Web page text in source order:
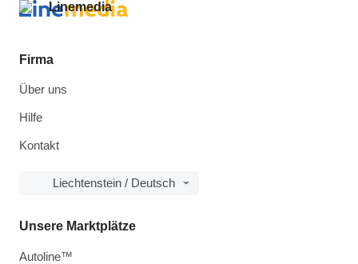
Firma
Über uns
Hilfe
Kontakt
Liechtenstein / Deutsch
Unsere Marktplätze
Autoline™